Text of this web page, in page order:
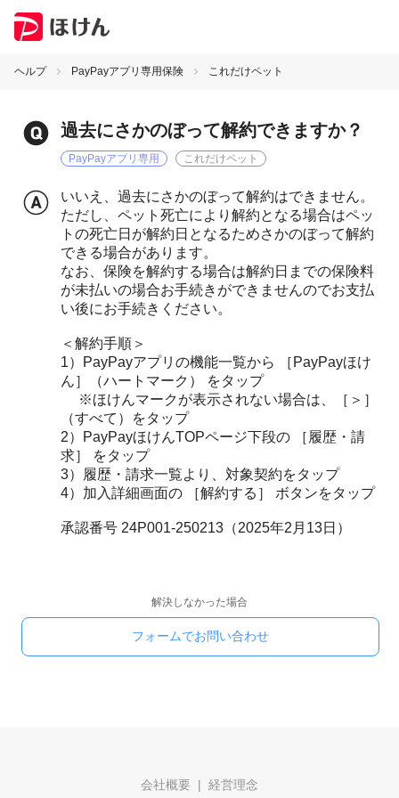
ヘルプ PayPayアプリ専用保険 これだけペット
過去にさかのぼって解約できますか？
PayPayアプリ専用 これだけペット
いいえ、過去にさかのぼって解約はできません。
ただし、ペット死亡により解約となる場合はペッ
トの死亡日が解約日となるためさかのぼって解約
できる場合があります。
なお、保険を解約する場合は解約日までの保険料
が未払いの場合お手続きができませんのでお支払
い後にお手続きください。
＜解約手順＞
1）PayPayアプリの機能一覧から ［PayPayほけ
ん］（ハートマーク） をタップ
※ほけんマークが表示されない場合は、［＞］
（すべて）をタップ
2）PayPayほけんTOPページ下段の ［履歴・請
求］ をタップ
3）履歴・請求一覧より、対象契約をタップ
4）加入詳細画面の ［解約する］ ボタンをタップ
承認番号 24P001-250213（2025年2月13日）
解決しなかった場合
フォームでお問い合わせ
会社概要 経営理念